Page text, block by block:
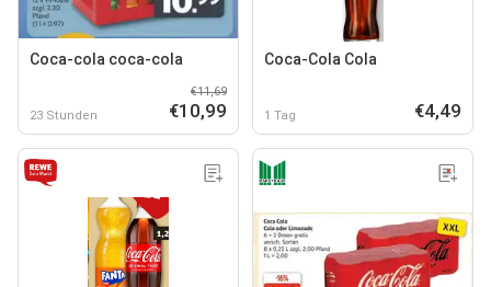
Coca-cola coca-cola
23 Stunden
€11,69
€10,99
Coca-Cola Cola
1 Tag €4,49